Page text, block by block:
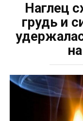
Наглец
грудь и